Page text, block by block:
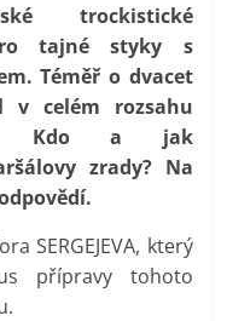
trockistické
tajné styky s
Téměř o dvacet
v celém rozsahu
Kdo a jak
zrady? Na
SERGEJEVA, který
přípravy tohoto